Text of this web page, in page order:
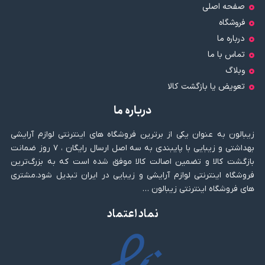
صفحه اصلی
فروشگاه
درباره ما
تماس با ما
وبلاگ
تعویض یا بازگشت کالا
درباره ما
زیبالون به عنوان یکی از برترین فروشگاه های اینترنتی لوازم آرایشی
بهداشتی و زیبایی با پایبندی به سه اصل ارسال رایگان ، ۷ روز ضمانت
بازگشت کالا و تضمین اصالت کالا موفق شده است که به بزرگ‌ترین
فروشگاه اینترنتی لوازم آرایشی و زیبایی در ایران تبدیل شود.مشتری
های فروشگاه اینترنتی زیبالون …
نماد اعتماد